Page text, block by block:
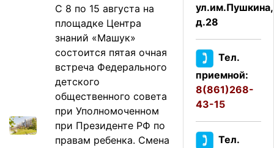
С 8 по 15 августа на
площадке Центра
знаний «Машук»
состоится пятая очная
встреча Федерального
детского
общественного совета
при Уполномоченном
при Президенте РФ по
правам ребенка. Смена
ул.им.Пушкина,
д.28
Тел.
приемной:
8(861)268-
43-15
Тел.